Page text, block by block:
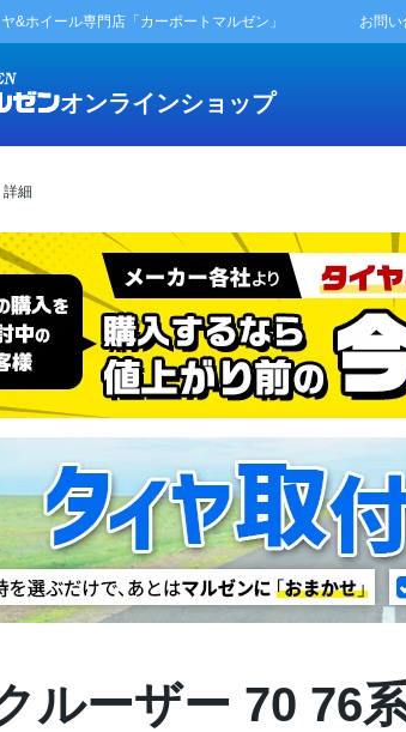
&ホイール専門店「カーポートマルゼン」 お問
オンラインショップ
詳細
ルーザー 70 76